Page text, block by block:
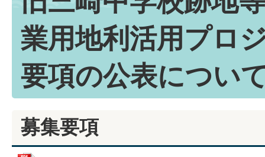
業用地利活用プロ
要項の公表につい
募集要項